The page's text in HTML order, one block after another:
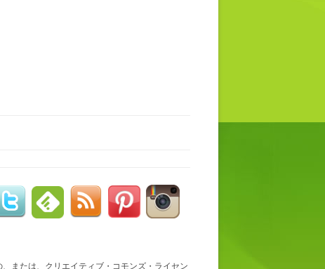
または、クリエイティブ・コモンズ・ライセン